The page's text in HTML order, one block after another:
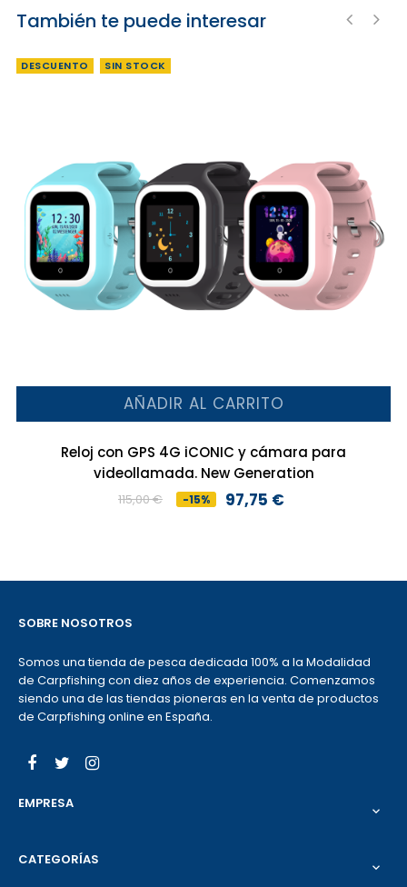
También te puede interesar
DESCUENTO SIN STOCK
AÑADIR AL CARRITO
Reloj con GPS 4G iCONIC y cámara para
videollamada. New Generation
Precio
115,00 € -15%
Precio97,75 €
SOBRE NOSOTROS
Somos una tienda de pesca dedicada 100% a la Modalidad
de Carpfishing con diez años de experiencia. Comenzamos
siendo una de las tiendas pioneras en la venta de productos
de Carpfishing online en España.
Facebook
Twitter
EMPRESA 
CATEGORÍAS 